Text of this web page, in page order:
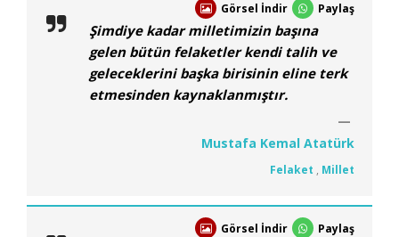
Görsel İndir Paylaş
Şimdiye kadar milletimizin başına
gelen bütün felaketler kendi talih ve
geleceklerini başka birisinin eline terk
etmesinden kaynaklanmıştır.
Mustafa Kemal Atatürk
Felaket , Millet
Görsel İndir Paylaş